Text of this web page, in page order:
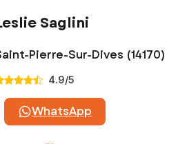
Saglini
Pierre-Sur-Dives (14170)
4.9/5
WhatsApp